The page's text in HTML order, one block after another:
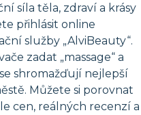
síla těla, zdraví a krásy
přihlásit online
služby „AlviBeauty“.
zadat „massage“ a
shromažďují nejlepší
Můžete si porovnat
cen, reálných recenzí a